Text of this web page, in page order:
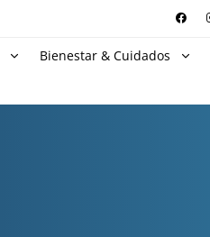
Bienestar & Cuidados